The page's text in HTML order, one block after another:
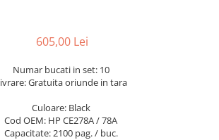
605,00 Lei
Numar bucati in set: 10
Gratuita oriunde in tara
Culoare: Black
Cod OEM: HP CE278A / 78A
Capacitate: 2100 pag. / buc.